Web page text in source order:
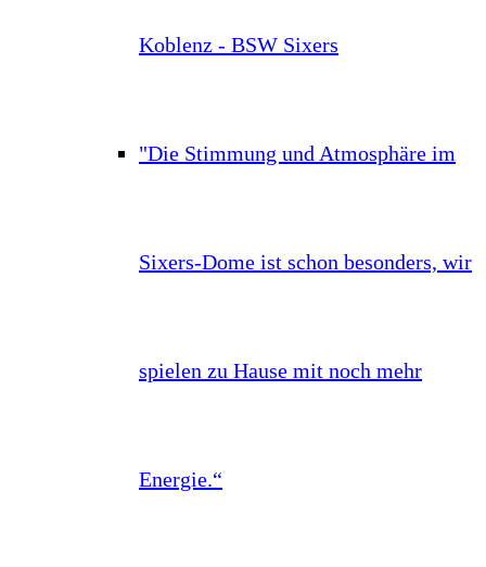
Koblenz - BSW Sixers
"Die Stimmung und Atmosphäre im
Sixers-Dome ist schon besonders, wir
spielen zu Hause mit noch mehr
Energie.“